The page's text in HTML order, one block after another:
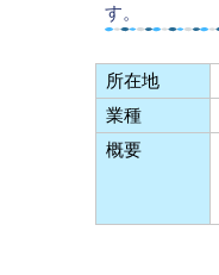
す。
所在地
業種
概要